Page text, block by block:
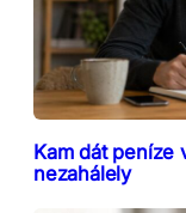
Kam dát peníze
nezahálely